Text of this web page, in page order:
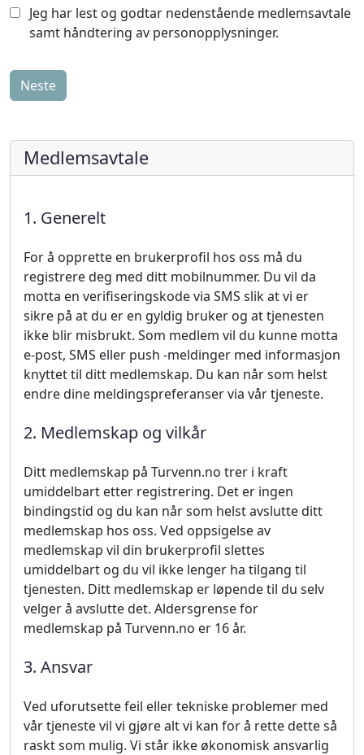
Jeg har lest og godtar nedenstående medlemsavtale
samt håndtering av personopplysninger.
Medlemsavtale
1. Generelt
For å opprette en brukerprofil hos oss må du
registrere deg med ditt mobilnummer. Du vil da
motta en verifiseringskode via SMS slik at vi er
sikre på at du er en gyldig bruker og at tjenesten
ikke blir misbrukt. Som medlem vil du kunne motta
e-post, SMS eller push -meldinger med informasjon
knyttet til ditt medlemskap. Du kan når som helst
endre dine meldingspreferanser via vår tjeneste.
2. Medlemskap og vilkår
Ditt medlemskap på Turvenn.no trer i kraft
umiddelbart etter registrering. Det er ingen
bindingstid og du kan når som helst avslutte ditt
medlemskap hos oss. Ved oppsigelse av
medlemskap vil din brukerprofil slettes
umiddelbart og du vil ikke lenger ha tilgang til
tjenesten. Ditt medlemskap er løpende til du selv
velger å avslutte det. Aldersgrense for
medlemskap på Turvenn.no er 16 år.
3. Ansvar
Ved uforutsette feil eller tekniske problemer med
vår tjeneste vil vi gjøre alt vi kan for å rette dette så
raskt som mulig. Vi står ikke økonomisk ansvarlig